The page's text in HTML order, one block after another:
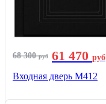
68 300руб 61 470 руб
Входная дверь М412